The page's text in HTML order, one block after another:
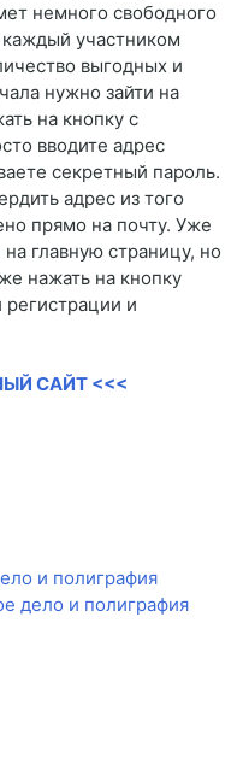
немного свободного
участником
выгодных и
нужно зайти на
на кнопку с
вводите адрес
секретный пароль.
адрес из того
прямо на почту. Уже
главную страницу, но
нажать на кнопку
и
САЙТ <<<
и полиграфия
дело и полиграфия